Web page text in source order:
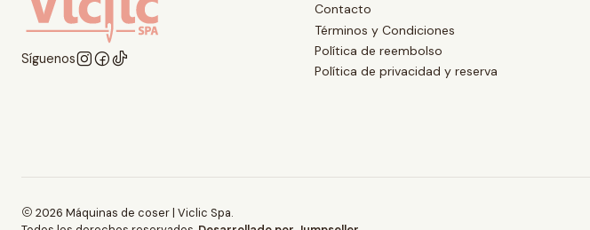
Síguenos
Contacto
Términos y Condiciones
Política de reembolso
Política de privacidad y reserva
2026 Máquinas de coser | Viclic Spa.